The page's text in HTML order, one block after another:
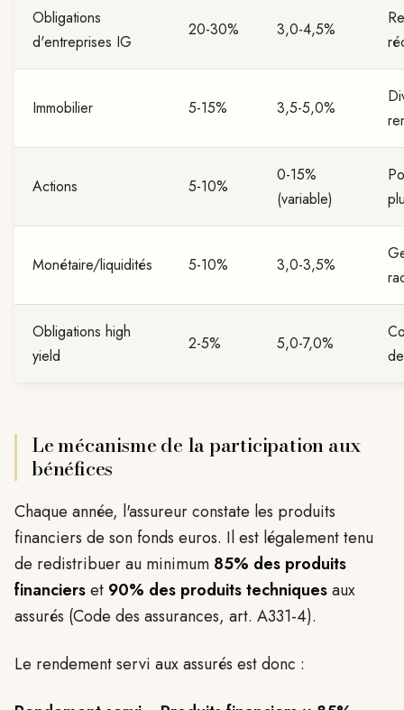
Obligations
d'entreprises IG
20-30% 3,0-4,5%
Immobilier 5-15% 3,5-5,0%
Actions 5-10%
0-15%
(variable)
Monétaire/liquidités 5-10% 3,0-3,5%
Obligations high
yield
2-5% 5,0-7,0%
Le mécanisme de la participation aux
bénéfices
Chaque année, l'assureur constate les produits
financiers de son fonds euros. Il est légalement tenu
de redistribuer au minimum 85% des produits
financierset 90% des produits techniquesaux
assurés (Code des assurances, art. A331-4).
Le rendement servi aux assurés est donc :